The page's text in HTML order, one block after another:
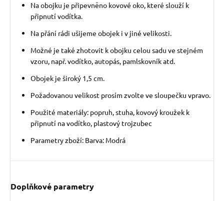
Na obojku je připevněno kovové oko, které slouží k
připnutí vodítka.
Na přání rádi ušijeme obojek i v jiné velikosti.
Možné je také zhotovit k obojku celou sadu ve stejném
vzoru, např. vodítko, autopás, pamlskovník atd.
Obojek je široký 1,5 cm.
Požadovanou velikost prosím zvolte ve sloupečku vpravo.
Použité materiály: popruh, stuha, kovový kroužek k
připnutí na vodítko, plastový trojzubec
Parametry zboží: Barva: Modrá
Doplňkové parametry